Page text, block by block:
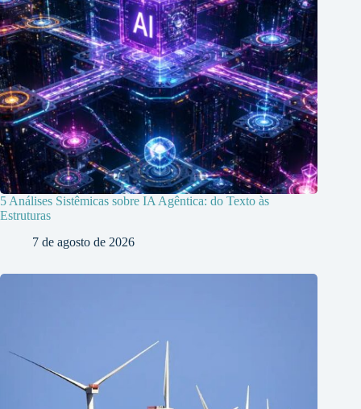
5 Análises Sistêmicas sobre IA Agêntica: do Texto às
Estruturas
7 de agosto de 2026